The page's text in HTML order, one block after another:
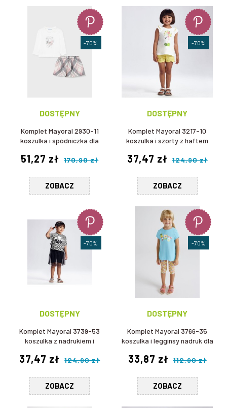
DOSTĘPNY
Komplet Mayoral 2930-11
koszulka i spódniczka dla
51,27 zł 170,90 zł
ZOBACZ
-70%
DOSTĘPNY
Komplet Mayoral 3217-10
koszulka i szorty z haftem
37,47 zł 124,90 zł
ZOBACZ
-70%
DOSTĘPNY
Komplet Mayoral 3739-53
koszulka z nadrukiem i
dla dziewczynki
37,47 zł 124,90 zł
ZOBACZ
-70%
DOSTĘPNY
Komplet Mayoral 3766-35
koszulka i legginsy nadruk dla
33,87 zł 112,90 zł
ZOBACZ
-70%